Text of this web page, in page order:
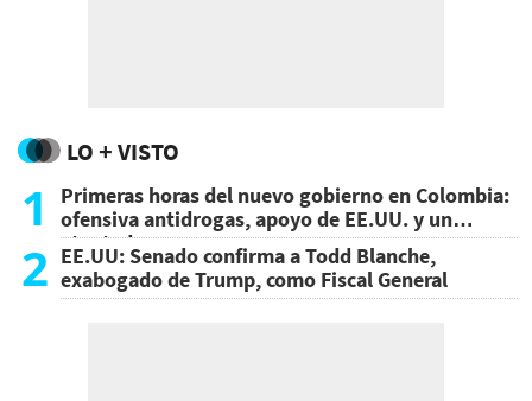
LO + VISTO
1
Primeras horas del nuevo gobierno en Colombia:
ofensiva antidrogas, apoyo de EE.UU. y un
atentado
2 EE.UU: Senado confirma a Todd Blanche,
exabogado de Trump, como Fiscal General